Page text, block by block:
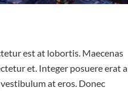
est at lobortis. Maecenas
et. Integer posuere erat a
at eros. Donec